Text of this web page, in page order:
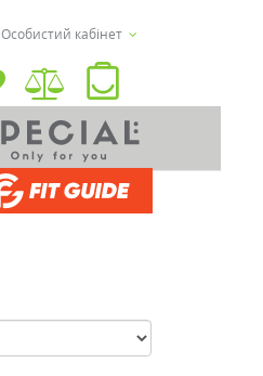
Особистий кабінет